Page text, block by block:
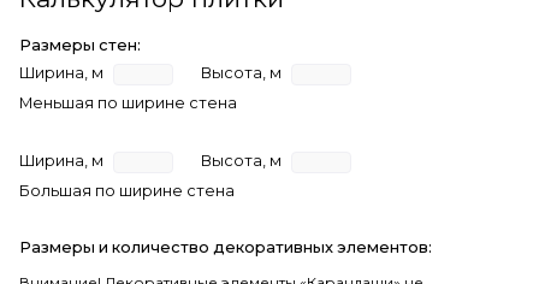
Размеры стен:
Ширина, м
Высота, м
Меньшая по ширине стена
Ширина, м
Высота, м
Большая по ширине стена
Размеры и количество декоративных элементов: